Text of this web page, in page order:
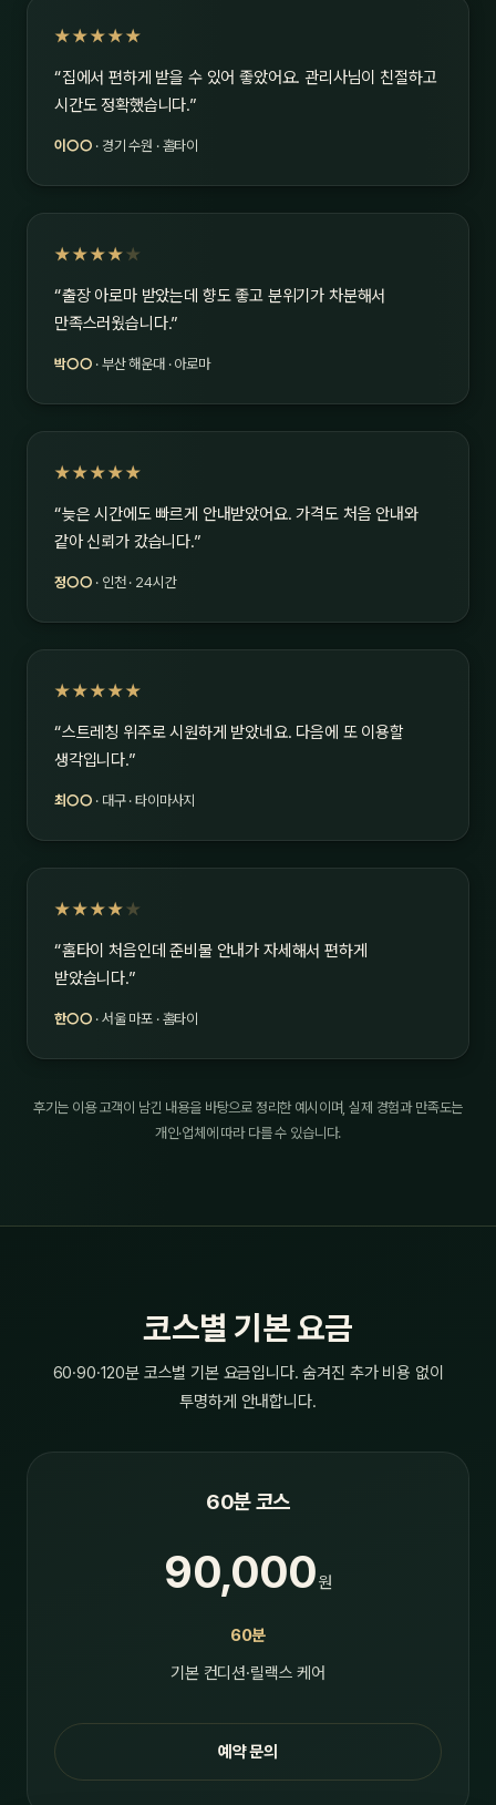
★★★★★
“집에서 편하게 받을 수 있어 좋았어요. 관리사님이 친절하고
시간도 정확했습니다.”
이○○ · 경기 수원 · 홈타이
★★★★ ★
“출장 아로마 받았는데 향도 좋고 분위기가 차분해서
만족스러웠습니다.”
박○○ · 부산 해운대 · 아로마
★★★★★
“늦은 시간에도 빠르게 안내받았어요. 가격도 처음 안내와
같아 신뢰가 갔습니다.”
정○○ · 인천 · 24시간
★★★★★
“스트레칭 위주로 시원하게 받았네요. 다음에 또 이용할
생각입니다.”
최○○ · 대구 · 타이마사지
★★★★ ★
“홈타이 처음인데 준비물 안내가 자세해서 편하게
받았습니다.”
한○○ · 서울 마포 · 홈타이
후기는 이용 고객이 남긴 내용을 바탕으로 정리한 예시이며, 실제 경험과 만족도는
개인·업체에 따라 다를 수 있습니다.
코스별 기본 요금
60·90·120분 코스별 기본 요금입니다. 숨겨진 추가 비용 없이
투명하게 안내합니다.
60분 코스
90,000원
60분
기본 컨디션·릴랙스 케어
예약 문의